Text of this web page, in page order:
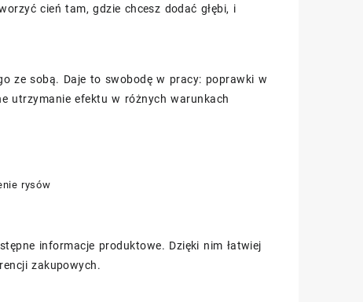
cień tam, gdzie chcesz dodać głębi, i
ze sobą. Daje to swobodę w pracy: poprawki w
utrzymanie efektu w różnych warunkach
rysów
informacje produktowe. Dzięki nim łatwiej
zakupowych.